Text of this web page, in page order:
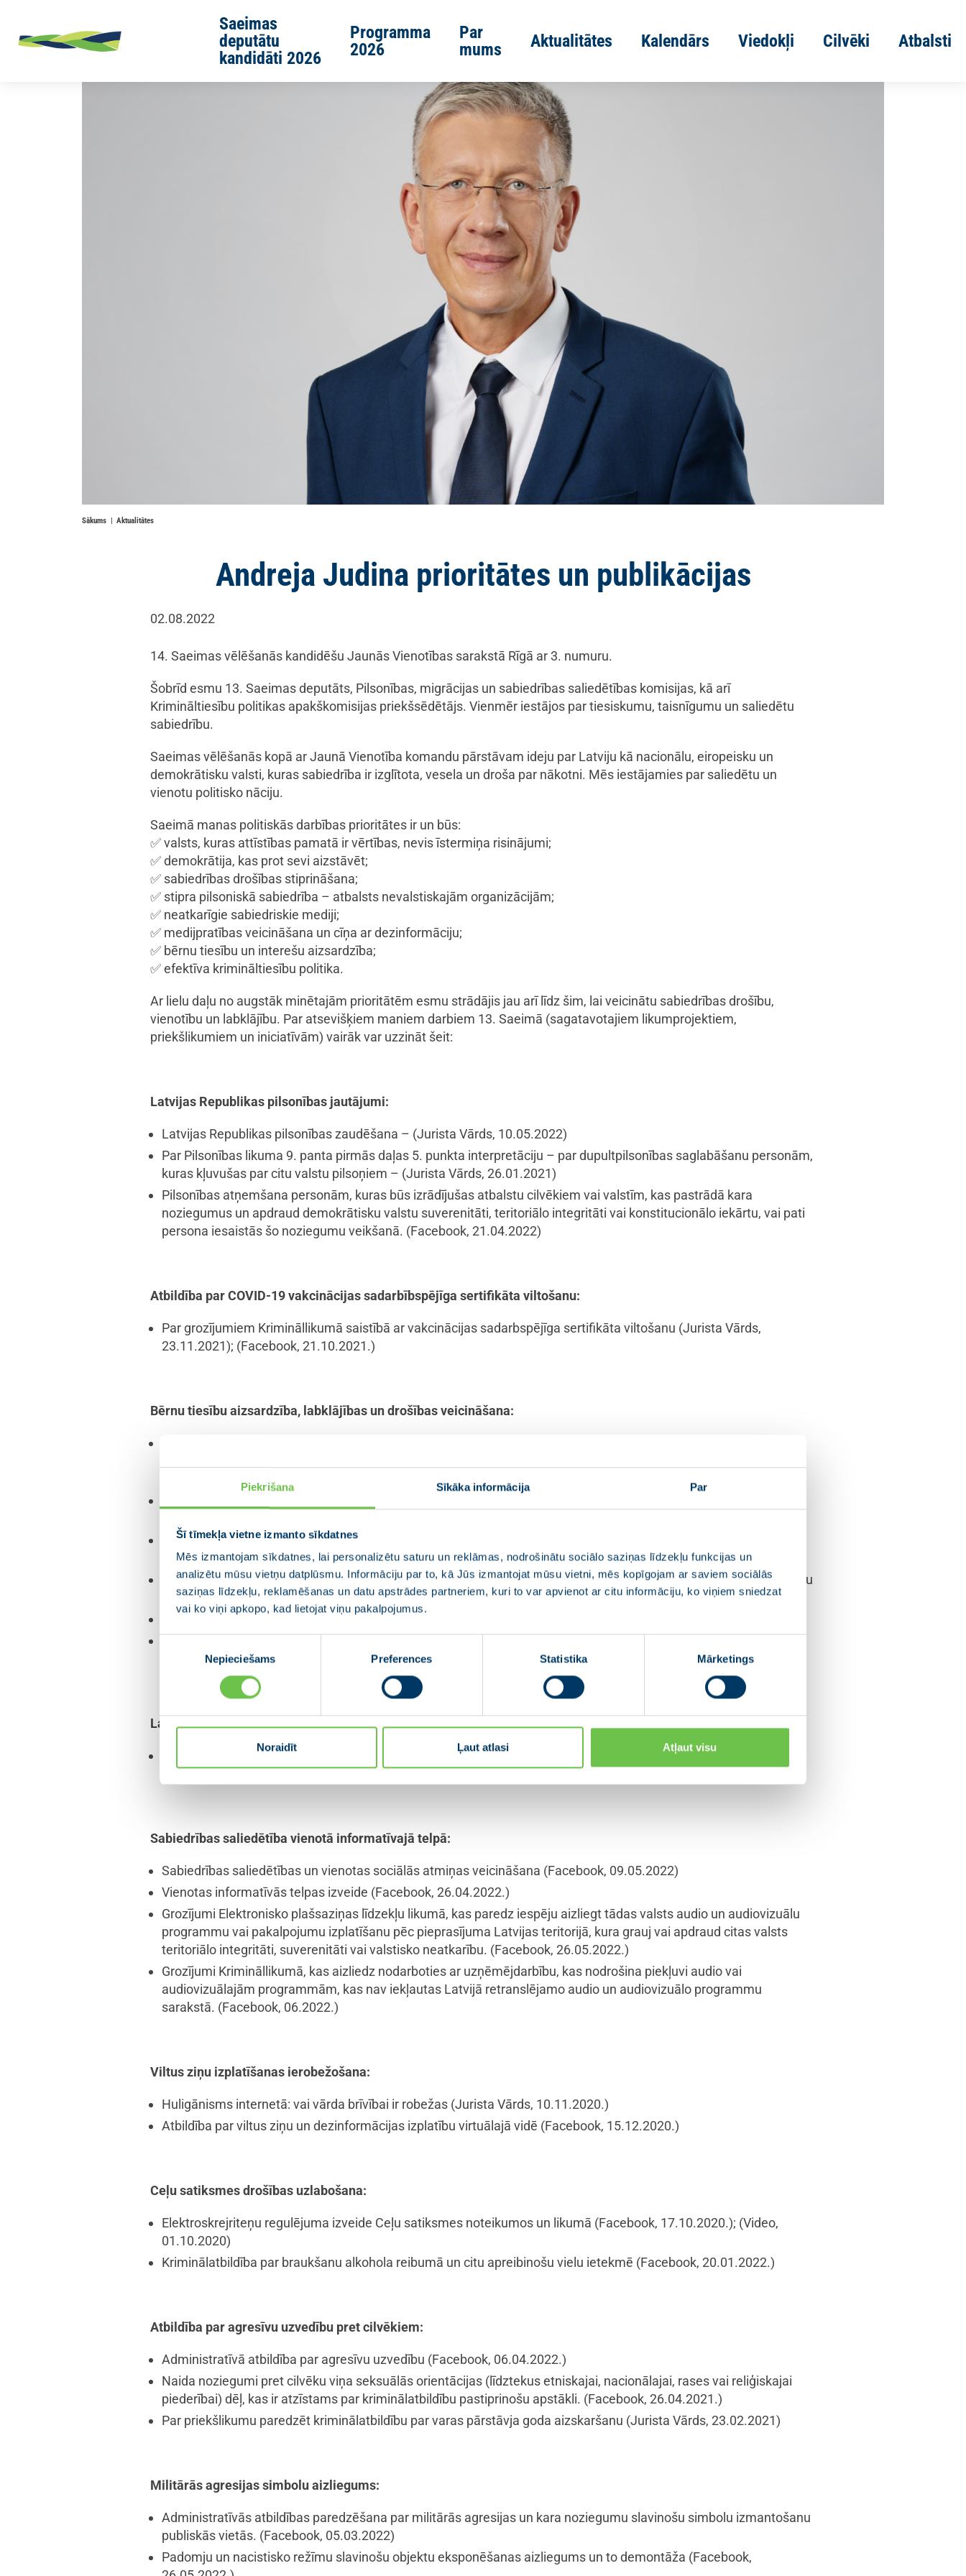
Piekrišana Sīkāka informācija Par
Šī tīmekļa vietne izmanto sīkdatnes
Mēs izmantojam sīkdatnes, lai personalizētu saturu un reklāmas, nodrošinātu sociālo saziņas līdzekļu funkcijas un
analizētu mūsu vietņu datplūsmu. Informāciju par to, kā Jūs izmantojat mūsu vietni, mēs kopīgojam ar saviem sociālās
saziņas līdzekļu, reklamēšanas un datu apstrādes partneriem, kuri to var apvienot ar citu informāciju, ko viņiem sniedzat
vai ko viņi apkopo, kad lietojat viņu pakalpojumus.
Nepieciešams Preferences Statistika Mārketings
Noraidīt Ļaut atlasi Atļaut visu
Saeimas
deputātu
kandidāti 2026
Programma
2026
Par
mums
Aktualitātes Kalendārs Viedokļi Cilvēki Atbalsti
Sākums Aktualitātes
Andreja Judina prioritātes un publikācijas
02.08.2022
14. Saeimas vēlēšanās kandidēšu Jaunās Vienotības sarakstā Rīgā ar 3. numuru.
Šobrīd esmu 13. Saeimas deputāts, Pilsonības, migrācijas un sabiedrības saliedētības komisijas, kā arī
Krimināltiesību politikas apakškomisijas priekšsēdētājs. Vienmēr iestājos par tiesiskumu, taisnīgumu un saliedētu
sabiedrību.
Saeimas vēlēšanās kopā ar Jaunā Vienotība komandu pārstāvam ideju par Latviju kā nacionālu, eiropeisku un
demokrātisku valsti, kuras sabiedrība ir izglītota, vesela un droša par nākotni. Mēs iestājamies par saliedētu un
vienotu politisko nāciju.
Saeimā manas politiskās darbības prioritātes ir un būs:
✅ valsts, kuras attīstības pamatā ir vērtības, nevis īstermiņa risinājumi;
✅ demokrātija, kas prot sevi aizstāvēt;
✅ sabiedrības drošības stiprināšana;
✅ stipra pilsoniskā sabiedrība – atbalsts nevalstiskajām organizācijām;
✅ neatkarīgie sabiedriskie mediji;
✅ medijpratības veicināšana un cīņa ar dezinformāciju;
✅ bērnu tiesību un interešu aizsardzība;
✅ efektīva krimināltiesību politika.
Ar lielu daļu no augstāk minētajām prioritātēm esmu strādājis jau arī līdz šim, lai veicinātu sabiedrības drošību,
vienotību un labklājību. Par atsevišķiem maniem darbiem 13. Saeimā (sagatavotajiem likumprojektiem,
priekšlikumiem un iniciatīvām) vairāk var uzzināt šeit:
Latvijas Republikas pilsonības jautājumi:
Latvijas Republikas pilsonības zaudēšana – (Jurista Vārds, 10.05.2022)
Par Pilsonības likuma 9. panta pirmās daļas 5. punkta interpretāciju – par dupultpilsonības saglabāšanu personām,
kuras kļuvušas par citu valstu pilsoņiem – (Jurista Vārds, 26.01.2021)
Pilsonības atņemšana personām, kuras būs izrādījušas atbalstu cilvēkiem vai valstīm, kas pastrādā kara
noziegumus un apdraud demokrātisku valstu suverenitāti, teritoriālo integritāti vai konstitucionālo iekārtu, vai pati
persona iesaistās šo noziegumu veikšanā. (Facebook, 21.04.2022)
Atbildība par COVID-19 vakcinācijas sadarbībspējīga sertifikāta viltošanu:
Par grozījumiem Krimināllikumā saistībā ar vakcinācijas sadarbspējīga sertifikāta viltošanu (Jurista Vārds,
23.11.2021); (Facebook, 21.10.2021.)
Bērnu tiesību aizsardzība, labklājības un drošības veicināšana:
sabiedrībā, kā arī darba tirgū.
Sociālās korekcijas izglītības iestādes “Naukšēni” likvidācija un jauna audzinoša rakstura piespiedu līdzekļa –
probācijas novērošana – ieviešana(Facebook,19.06.2022.)
Bērnu tiesību aizsardzības likuma grozīšanas priekšlikumi un par “nolaidības” jēdziena iekļaušanas nepieciešamību
šajā likumā.(Facebook, 01.2021)
Valsts atbalsts vecākiem, kas audzina bērnus vieni
(Facebook, 08.12.2020.)
Labticīgā ieguvēja aizsardzība:
Labticīga ieguvēja mantisko interešu aizsardzība kriminālprocesā (Jurista Vārds, 02.03.2021); (Facebook,
02.05.2021)
Sabiedrības saliedētība vienotā informatīvajā telpā:
Sabiedrības saliedētības un vienotas sociālās atmiņas veicināšana (Facebook, 09.05.2022)
Vienotas informatīvās telpas izveide (Facebook, 26.04.2022.)
Grozījumi Elektronisko plašsaziņas līdzekļu likumā, kas paredz iespēju aizliegt tādas valsts audio un audiovizuālu
programmu vai pakalpojumu izplatīšanu pēc pieprasījuma Latvijas teritorijā, kura grauj vai apdraud citas valsts
teritoriālo integritāti, suverenitāti vai valstisko neatkarību. (Facebook, 26.05.2022.)
Grozījumi Krimināllikumā, kas aizliedz nodarboties ar uzņēmējdarbību, kas nodrošina piekļuvi audio vai
audiovizuālajām programmām, kas nav iekļautas Latvijā retranslējamo audio un audiovizuālo programmu
sarakstā. (Facebook, 06.2022.)
Viltus ziņu izplatīšanas ierobežošana:
Huligānisms internetā: vai vārda brīvībai ir robežas (Jurista Vārds, 10.11.2020.)
Atbildība par viltus ziņu un dezinformācijas izplatību virtuālajā vidē (Facebook, 15.12.2020.)
Ceļu satiksmes drošības uzlabošana:
Elektroskrejriteņu regulējuma izveide Ceļu satiksmes noteikumos un likumā (Facebook, 17.10.2020.); (Video,
01.10.2020)
Kriminālatbildība par braukšanu alkohola reibumā un citu apreibinošu vielu ietekmē (Facebook, 20.01.2022.)
Atbildība par agresīvu uzvedību pret cilvēkiem:
Administratīvā atbildība par agresīvu uzvedību (Facebook, 06.04.2022.)
Naida noziegumi pret cilvēku viņa seksuālās orientācijas (līdztekus etniskajai, nacionālajai, rases vai reliģiskajai
piederībai) dēļ, kas ir atzīstams par kriminālatbildību pastiprinošu apstākli. (Facebook, 26.04.2021.)
Par priekšlikumu paredzēt kriminālatbildību par varas pārstāvja goda aizskaršanu (Jurista Vārds, 23.02.2021)
Militārās agresijas simbolu aizliegums:
Administratīvās atbildības paredzēšana par militārās agresijas un kara noziegumu slavinošu simbolu izmantošanu
publiskās vietās. (Facebook, 05.03.2022)
Padomju un nacistisko režīmu slavinošu objektu eksponēšanas aizliegums un to demontāža (Facebook,